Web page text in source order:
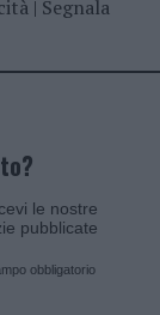
| Segnala
le nostre
pubblicate
obbligatorio